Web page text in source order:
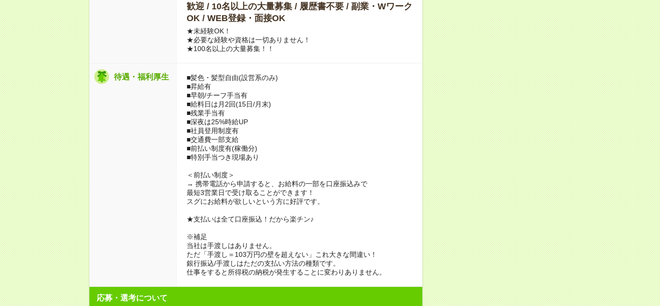
歓迎 / 10名以上の大量募集 / 履歴書不要 / 副業・Wワーク
OK / WEB登録・面接OK
★未経験OK！
★必要な経験や資格は一切ありません！
★100名以上の大量募集！！
待遇・福利厚生
■髪色・髪型自由(設営系のみ)
■昇給有
■早朝/チーフ手当有
■給料日は月2回(15日/月末)
■残業手当有
■深夜は25%時給UP
■社員登用制度有
■交通費一部支給
■前払い制度有(稼働分)
■特別手当つき現場あり
＜前払い制度＞
→ 携帯電話から申請すると、お給料の一部を口座振込みで
最短3営業日で受け取ることができます！
スグにお給料が欲しいという方に好評です。
★支払いは全て口座振込！だから楽チン♪
※補足
当社は手渡しはありません。
ただ「手渡し＝103万円の壁を超えない」これ大きな間違い！
銀行振込/手渡しはただの支払い方法の種類です。
仕事をすると所得税の納税が発生することに変わりありません。
応募・選考について